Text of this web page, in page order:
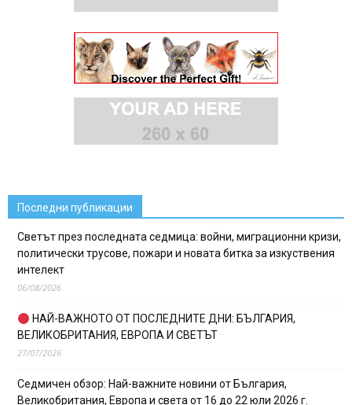
Последни публикации
Светът през последната седмица: войни, миграционни кризи,
политически трусове, пожари и новата битка за изкуствения
интелект
06/08/2026
НАЙ-ВАЖНОТО ОТ ПОСЛЕДНИТЕ ДНИ: БЪЛГАРИЯ,
ВЕЛИКОБРИТАНИЯ, ЕВРОПА И СВЕТЪТ
27/07/2026
Седмичен обзор: Най-важните новини от България,
Великобритания, Европа и света от 16 до 22 юли 2026 г.